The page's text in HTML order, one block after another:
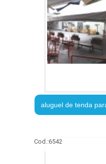
aluguel de tenda
Cod.:6542